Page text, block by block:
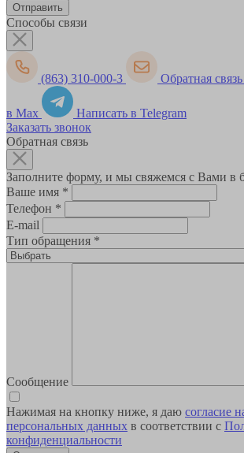
Способы связи
(863) 310-000-3 Обратная связь
в Max
Написать в Telegram
Заказать звонок
Обратная связь
Заполните форму, и мы свяжемся с Вами в
Ваше имя *
Телефон *
E-mail
Тип обращения *
Сообщение
Нажимая на кнопку ниже, я даю согласие
персональных данных в соответствии с
конфиденциальности